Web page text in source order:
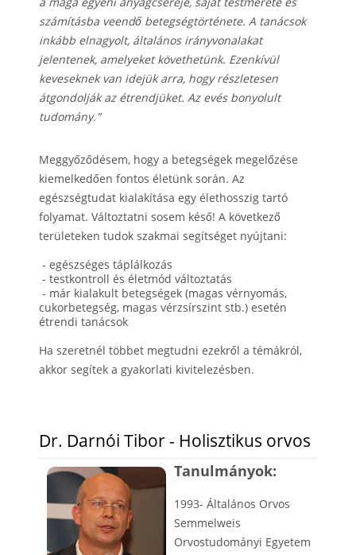
számításba veendő betegségtörténete. A tanácsok
inkább elnagyolt, általános irányvonalakat
jelentenek, amelyeket követhetünk. Ezenkívül
keveseknek van idejük arra, hogy részletesen
átgondolják az étrendjüket. Az evés bonyolult
tudomány."
Meggyőződésem, hogy a betegségek megelőzése
kiemelkedően fontos életünk során. Az
egészségtudat kialakítása egy élethosszig tartó
folyamat. Változtatni sosem késő! A következő
területeken tudok szakmai segítséget nyújtani:
- egészséges táplálkozás
- testkontroll és életmód változtatás
- már kialakult betegségek (magas vérnyomás,
cukorbetegség, magas vérzsírszint stb.) esetén
étrendi tanácsok
Ha szeretnél többet megtudni ezekről a témákról,
akkor segítek a gyakorlati kivitelezésben.
Dr. Darnói Tibor - Holisztikus orvos
Tanulmányok:
1993- Általános Orvos
Semmelweis
Orvostudományi Egyetem